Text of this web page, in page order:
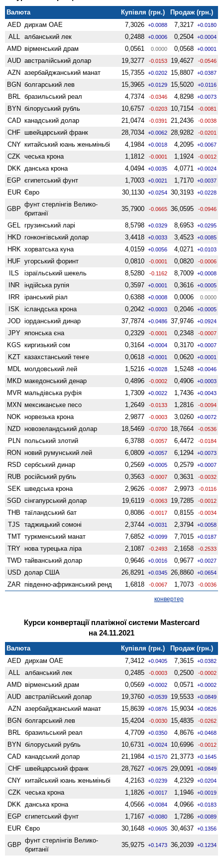
Валюта Купівля (грн.)
Продаж (грн.)
AED дирхам ОАЕ 7,3026 +0.0088 7,3217 +0.0180
ALL албанський лек 0,2488 +0.0006 0,2504 +0.0004
AMD вiрменський драм 0,0561 0.0000 0,0568 +0.0001
AUD австралійський долар 19,3277 -0.0153 19,4627 -0.0546
AZN азербайджанський манат 15,7355 +0.0202 15,8807 +0.0387
BGN болгарський лев 15,3965 +0.0129 15,5020 +0.0116
BRL бразильський реал 4,7374 -0.0346 4,8298 +0.0073
BYN білоруський рубль 10,6757 -0.0203 10,7154 -0.0081
CAD канадський долар 21,0474 -0.0391 21,2436 -0.0038
CHF швейцарський франк 28,7034 +0.0062 28,9282 -0.0201
CNY китайський юань женьмiньбi 4,1984 +0.0018 4,2095 +0.0067
CZK чеська крона 1,1812 -0.0001 1,1924 -0.0012
DKK данська крона 4,0494 +0.0035 4,0771 +0.0024
EGP єгипетський фунт 1,7003 +0.0021 1,7170 +0.0037
EUR Євро 30,1130 +0.0254 30,3193 +0.0228
GBP
фунт стерлінгів Велико­
британії
35,7900 -0.0665 36,0595 -0.0946
GEL грузинський ларі 8,5798 +0.0329 8,6953 +0.0295
HKD гонконгівський долар 3,4418 +0.0033 3,4523 +0.0085
HRK хорватська куна 4,0159 +0.0056 4,0271 +0.0103
HUF угорський форинт 0,0810 -0.0001 0,0820 -0.0006
ILS ізраїльський шекель 8,5280 -0.1162 8,7009 +0.0008
INR індійська рупія 0,3597 +0.0001 0,3616 +0.0005
IRR іранський ріал 0,6388 +0.0008 0,0006 0.0000
ISK ісландська крона 0,2042 +0.0003 0,2046 +0.0005
JOD іорданський динар 37,7874 +0.0486 37,9746 +0.0924
JPY японська єна 0,2329 -0.0001 0,2348 -0.0007
KGS киргизький сом 0,3164 +0.0004 0,3170 +0.0007
KZT казахстанський тенге 0,0618 +0.0001 0,0620 +0.0001
MDL молдовський лей 1,5216 +0.0028 1,5248 +0.0046
MKD македонський денар 0,4896 -0.0002 0,4906 +0.0003
MVR мальдівська руфія 1,7309 +0.0022 1,7436 +0.0043
MXN мексиканське песо 1,2649 -0.0133 1,2816 -0.0094
NOK норвезька крона 2,9877 -0.0003 3,0260 +0.0072
NZD ново­зеландський долар 18,5469 -0.0700 18,7664 -0.0536
PLN польський злотий 6,3788 -0.0057 6,4472 -0.0184
RON новий румунський лей 6,0809 +0.0057 6,1294 +0.0073
RSD сербський динар 0,2569 +0.0005 0,2579 +0.0007
RUB російський рубль 0,3563 -0.0007 0,3631 -0.0032
SEK шведська крона 2,9626 -0.0087 2,9973 -0.0116
SGD сінгапурський долар 19,6119 -0.0063 19,7285 -0.0012
THB таїландський бат 0,8086 -0.0017 0,8155 -0.0034
TJS таджицький сомоні 2,3744 +0.0031 2,3794 +0.0058
TMT туркменський манат 7,6852 +0.0099 7,7015 +0.0187
TRY нова турецька ліра 2,1087 -0.2493 2,1658 -0.2533
TWD тайванський долар 0,9646 +0.0016 0,9677 +0.0027
USD долар США 26,8291 +0.0345 26,8860 +0.0654
ZAR південно-африканський ренд 1,6818 -0.0067 1,7073 -0.0036
конвертер
Курси конвертації платіжної системи Mastercard
на 24.11.2021
Валюта Купівля (грн.)
Продаж (грн.)
AED дирхам ОАЕ 7,3412 +0.0405 7,3615 +0.0382
ALL албанський лек 0,2485 -0.0003 0,2500 -0.0002
AMD вiрменський драм 0,0569 +0.0002 0,0571 +0.0002
AUD австралійський долар 19,3760 +0.0539 19,5533 +0.0849
AZN азербайджанський манат 15,8639 +0.0876 15,9034 +0.0826
BGN болгарський лев 15,4204 -0.0030 15,4835 -0.0262
BRL бразильський реал 4,7709 +0.0350 4,8676 +0.0468
BYN білоруський рубль 10,6731 +0.0024 10,6996 -0.0012
CAD канадський долар 21,1984 +0.1570 21,3773 +0.1645
CHF швейцарський франк 28,7627 +0.0675 29,0091 +0.0849
CNY китайський юань женьмiньбi 4,2163 +0.0239 4,2329 +0.0204
CZK чеська крона 1,1826 +0.0017 1,1946 +0.0019
DKK данська крона 4,0566 +0.0084 4,0966 +0.0183
EGP єгипетський фунт 1,7167 +0.0080 1,7286 +0.0089
EUR Євро 30,1648 +0.0605 30,4637 +0.1356
GBP
фунт стерлінгів Велико­
британії
35,9275 +0.1473 36,2039 +0.1234